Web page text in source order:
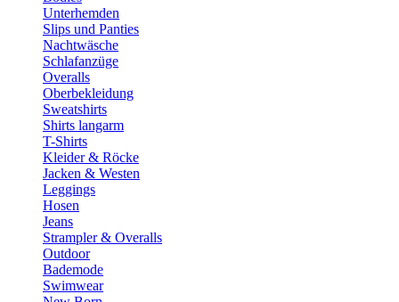
Unterhemden
Slips und Panties
Nachtwäsche
Schlafanzüge
Overalls
Oberbekleidung
Sweatshirts
Shirts langarm
T-Shirts
Kleider & Röcke
Jacken & Westen
Leggings
Hosen
Jeans
Strampler & Overalls
Outdoor
Bademode
Swimwear